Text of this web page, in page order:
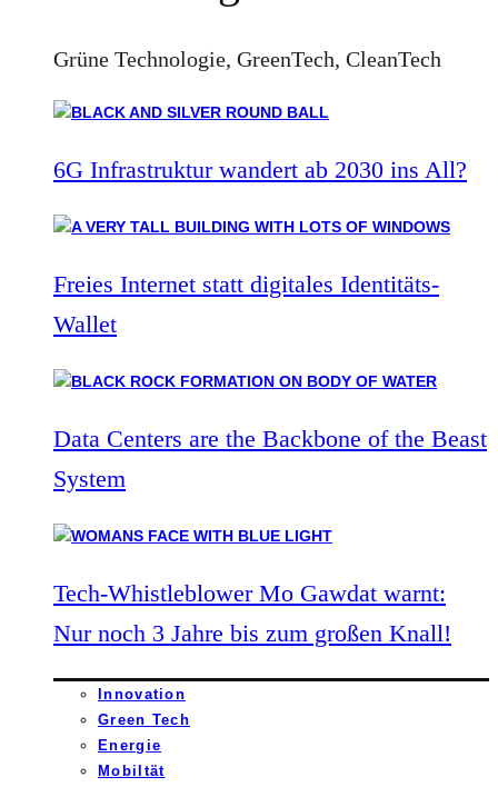
Grüne Technologie, GreenTech, CleanTech
6G Infrastruktur wandert ab 2030 ins All?
Freies Internet statt digitales Identitäts-
Wallet
Data Centers are the Backbone of the Beast
System
Tech-Whistleblower Mo Gawdat warnt:
Nur noch 3 Jahre bis zum großen Knall!
Innovation
Green Tech
Energie
Mobiltät